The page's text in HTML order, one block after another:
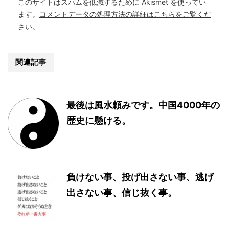
このサイトはスパムを低減するために Akismet を使ってい
ます。
コメントデータの処理方法の詳細はこちらをご覧くだ
さい。
関連記事
最後は風水頼みです。中国4000年の
歴史に懸ける。
負けない事、投げ出さない事、逃げ
出さない事、信じ抜く事。